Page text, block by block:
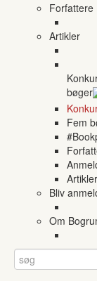
Forfattere
Artikler
bøger
Fem
Artikler
Bliv
Om